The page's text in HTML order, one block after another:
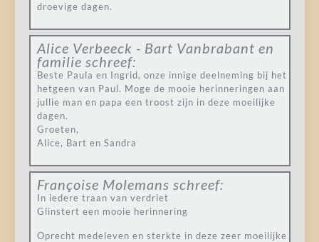
droevige dagen.
Alice Verbeeck - Bart Vanbrabant en
familie schreef:
Beste Paula en Ingrid, onze innige deelneming bij het
hetgeen van Paul. Moge de mooie herinneringen aan
jullie man en papa een troost zijn in deze moeilijke
dagen.
Groeten,
Alice, Bart en Sandra
Françoise Molemans schreef:
In iedere traan van verdriet
Glinstert een mooie herinnering
Oprecht medeleven en sterkte in deze zeer moeilijke